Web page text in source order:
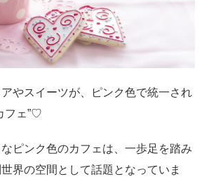
やスイーツが、ピンク色で統一され
フェ”♡
ピンク色のカフェは、一歩足を踏み
界の空間として話題となっていま